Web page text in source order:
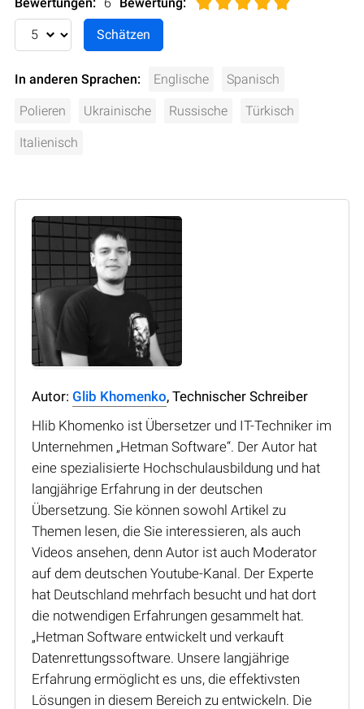
In anderen Sprachen: Englische Spanisch
Polieren Ukrainische Russische Türkisch
Italienisch
Autor: Glib Khomenko, Technischer Schreiber
Hlib Khomenko ist Übersetzer und IT-Techniker im
Unternehmen „Hetman Software“. Der Autor hat
eine spezialisierte Hochschulausbildung und hat
langjährige Erfahrung in der deutschen
Übersetzung. Sie können sowohl Artikel zu
Themen lesen, die Sie interessieren, als auch
Videos ansehen, denn Autor ist auch Moderator
auf dem deutschen Youtube-Kanal. Der Experte
hat Deutschland mehrfach besucht und hat dort
die notwendigen Erfahrungen gesammelt hat.
„Hetman Software entwickelt und verkauft
Datenrettungssoftware. Unsere langjährige
Erfahrung ermöglicht es uns, die effektivsten
Lösungen in diesem Bereich zu entwickeln. Die